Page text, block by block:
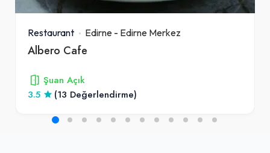
Restaurant Edirne - Edirne Merkez
Albero Cafe
Şuan Açık
3.5
(13 Değerlendirme)